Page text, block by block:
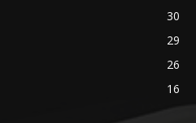
30
29
26
16